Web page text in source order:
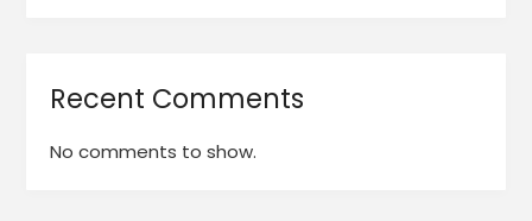
Recent Comments
No comments to show.